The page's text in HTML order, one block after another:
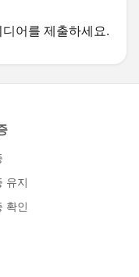
어를 제출하세요.